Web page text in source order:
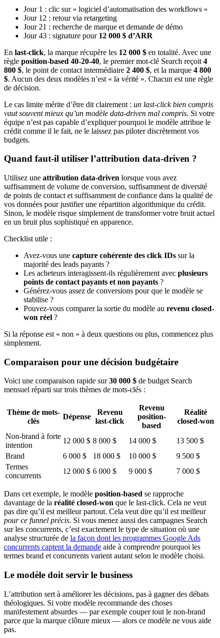
Jour 1 : clic sur « logiciel d’automatisation des workflows »
Jour 12 : retour via retargeting
Jour 21 : recherche de marque et demande de démo
Jour 43 : signature pour 12 000 $ d’ARR
En last-click, la marque récupère les 12 000 $ en totalité. Avec une
règle position-based 40-20-40, le premier mot-clé Search reçoit 4
800 $, le point de contact intermédiaire 2 400 $, et la marque 4 800
$. Aucun des deux modèles n’est « la vérité ». Chacun est une règle
de décision.
Le cas limite mérite d’être dit clairement : un last-click bien compris
vaut souvent mieux qu’un modèle data-driven mal compris. Si votre
équipe n’est pas capable d’expliquer pourquoi le modèle attribue le
crédit comme il le fait, ne le laissez pas piloter discrètement vos
budgets.
Quand faut-il utiliser l’attribution data-driven ?
Utilisez une attribution data-driven lorsque vous avez
suffisamment de volume de conversion, suffisamment de diversité
de points de contact et suffisamment de confiance dans la qualité de
vos données pour justifier une répartition algorithmique du crédit.
Sinon, le modèle risque simplement de transformer votre bruit actuel
en un bruit plus sophistiqué en apparence.
Checklist utile :
Avez-vous une capture cohérente des click IDs sur la
majorité des leads payants ?
Les acheteurs interagissent-ils régulièrement avec plusieurs
points de contact payants et non payants ?
Générez-vous assez de conversions pour que le modèle se
stabilise ?
Pouvez-vous comparer la sortie du modèle au revenu closed-
won réel ?
Si la réponse est « non » à deux questions ou plus, commencez plus
simplement.
Comparaison pour une décision budgétaire
Voici une comparaison rapide sur30 000 $ de budget Search
mensuel réparti sur trois thèmes de mots-clés :
Thème de mots-
clés
Dépense
Revenu
last-click
Revenu
position-
based
Réalité
closed-won
Non-brand à forte
intention
12 000 $ 8 000 $ 14 000 $
13 500 $
Brand
6 000 $ 18 000 $ 10 000 $
9 500 $
Termes
concurrents
12 000 $ 6 000 $ 9 000 $ 7 000 $
Dans cet exemple, le modèle position-based se rapproche
davantage de la réalité closed-won que le last-click. Cela ne veut
pas dire qu’il est meilleur partout. Cela veut dire qu’il est meilleur
pour ce funnel précis. Si vous menez aussi des campagnes Search
sur les concurrents, c’est exactement le type de situation où une
analyse structurée de la façon dont les programmes Google Ads
concurrents captent la demande aide à comprendre pourquoi les
termes brand et concurrents varient autant selon le modèle choisi.
Le modèle doit servir le business
L’attribution sert à améliorer les décisions, pas à gagner des débats
théologiques. Si votre modèle recommande des choses
manifestement absurdes — par exemple couper tout le non-brand
parce que la marque clôture mieux — alors ce modèle ne vous aide
pas.